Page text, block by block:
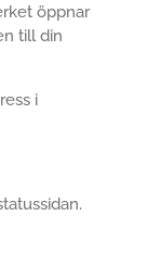
öppnar
till din
i